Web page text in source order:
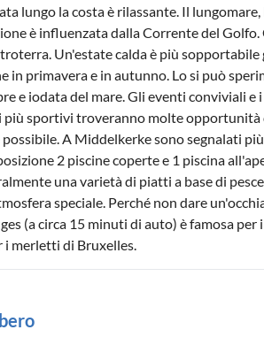
lungo la costa è rilassante. Il
è influenzata dalla Corrente del
Un'estate calda è più sopportabile
in primavera e in autunno. Lo si può
e iodata del mare. Gli eventi conviviali
più sportivi troveranno molte opportunità
A Middelkerke sono segnalati
2 piscine coperte e 1 piscina
una varietà di piatti a base di
speciale. Perché non dare
(a circa 15 minuti di auto) è famosa per
i merletti di Bruxelles.